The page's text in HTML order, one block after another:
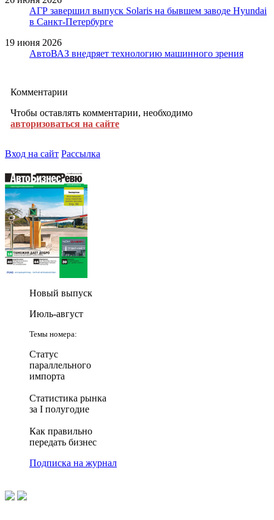
АГР завершил выпуск Solaris на бывшем заводе Hyundai
в Санкт-Петербурге
19 июня 2026
АвтоВАЗ внедряет технологию машинного зрения
Комментарии
Чтобы оставлять комментарии, необходимо
авторизоваться на сайте
Вход на сайт Рассылка
Новый выпуск
Июль-август
Темы номера:
Статус
параллельного
импорта
Статистика рынка
за I полугодие
Как правильно
передать бизнес
Подписка на журнал